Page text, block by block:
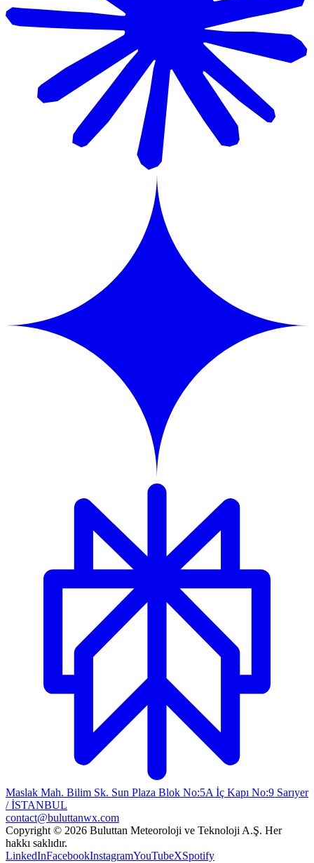
Maslak Mah. Bilim Sk. Sun Plaza Blok No:5A İç Kapı No:9 Sarıyer
/ İSTANBUL
contact@buluttanwx.com
Copyright © 2026 Buluttan Meteoroloji ve Teknoloji A.Ş. Her
hakkı saklıdır.
LinkedInFacebookInstagramYouTubeXSpotify